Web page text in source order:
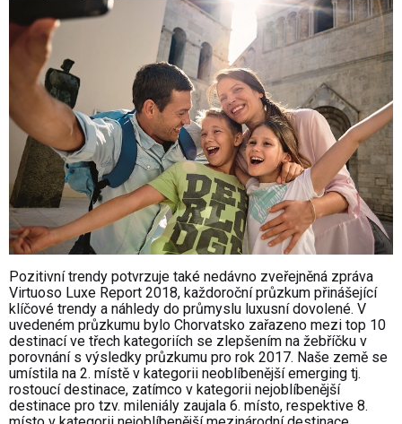
Pozitivní trendy potvrzuje také nedávno zveřejněná zpráva
Virtuoso Luxe Report 2018, každoroční průzkum přinášející
klíčové trendy a náhledy do průmyslu luxusní dovolené. V
uvedeném průzkumu bylo Chorvatsko zařazeno mezi top 10
destinací ve třech kategoriích se zlepšením na žebříčku v
porovnání s výsledky průzkumu pro rok 2017. Naše země se
umístila na 2. místě v kategorii neoblíbenější emerging tj.
rostoucí destinace, zatímco v kategorii nejoblíbenější
destinace pro tzv. mileniály zaujala 6. místo, respektive 8.